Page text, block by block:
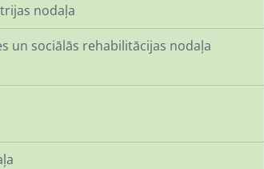
nodaļa
un sociālās rehabilitācijas nodaļa